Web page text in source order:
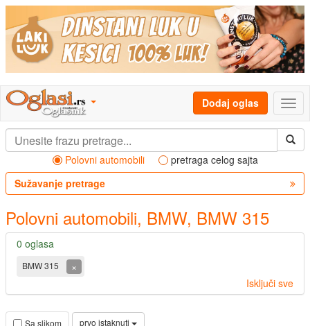
Dodaj oglas
Polovni automobili
pretraga celog sajta
Sužavanje pretrage
Polovni automobili, BMW, BMW 315
0 oglasa
BMW 315
×
Isključi sve
Sa slikom prvo istaknuti